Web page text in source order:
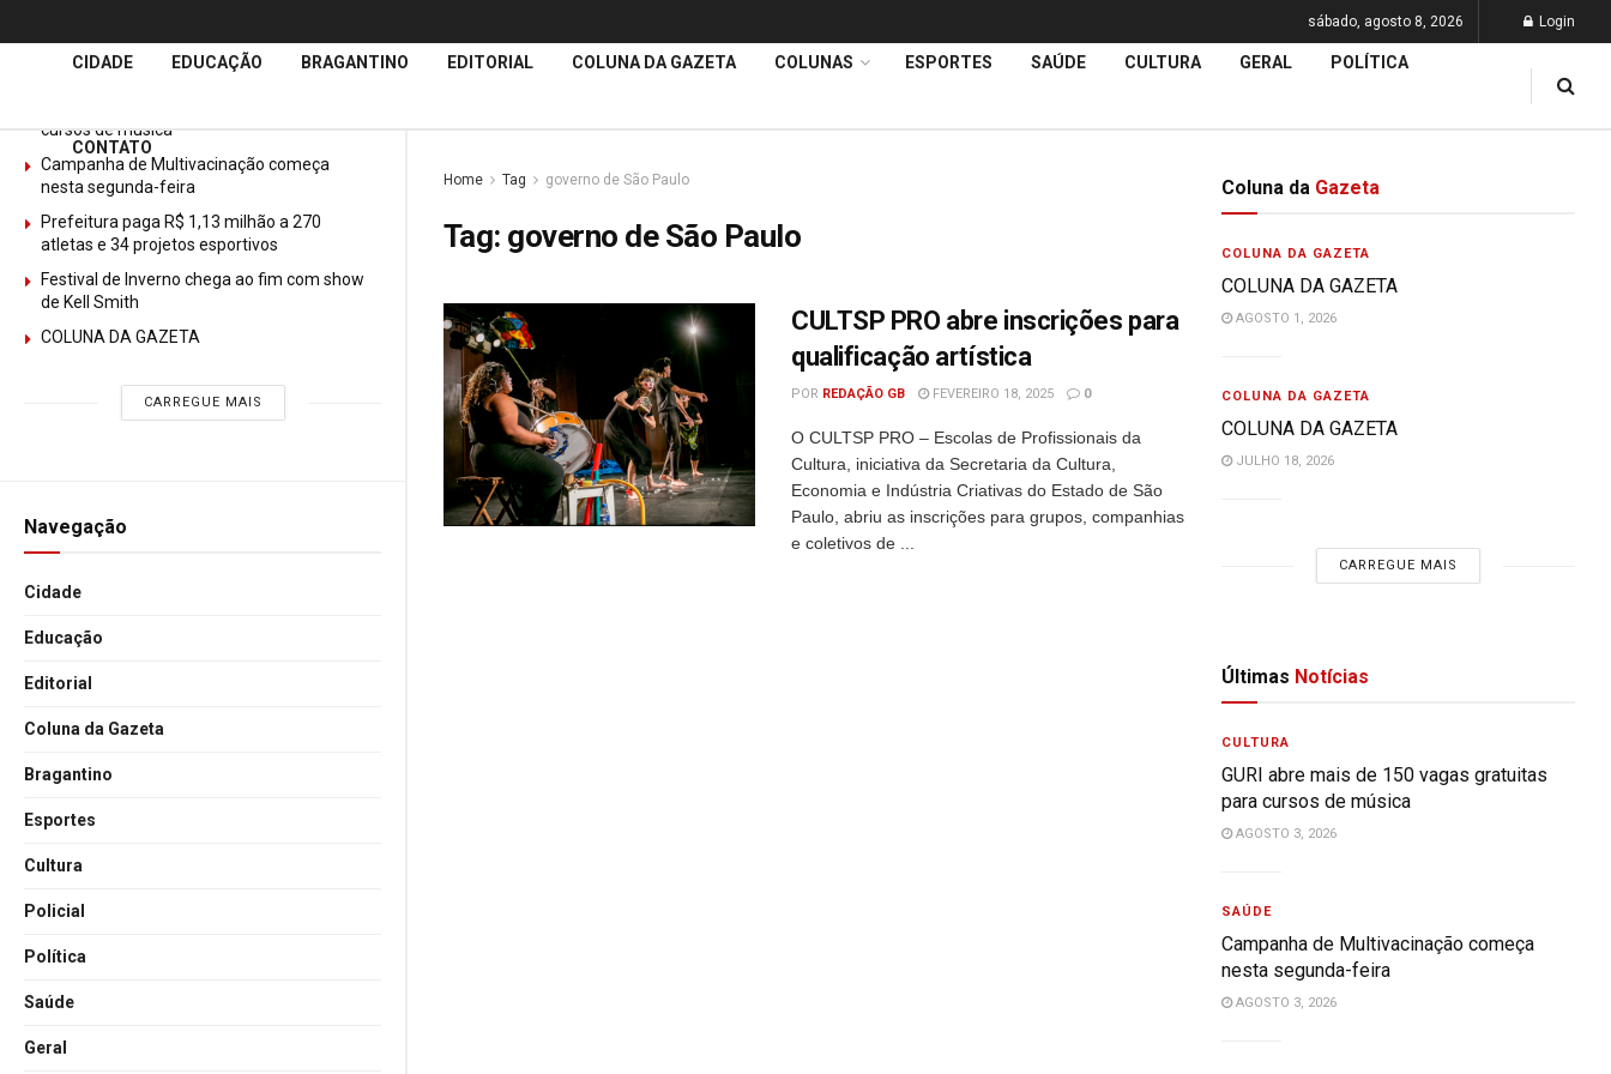
ÚltimasNotícias
cursos de música
Campanha de Multivacinação começa
nesta segunda-feira
Prefeitura paga R$ 1,13 milhão a 270
atletas e 34 projetos esportivos
Festival de Inverno chega ao fim com show
de Kell Smith
COLUNA DA GAZETA
CARREGUE MAIS
Navegação
Cidade
Educação
Editorial
Coluna da Gazeta
Bragantino
Esportes
Cultura
Policial
Política
Saúde
Geral
sábado, agosto 8, 2026 Login
CIDADE EDUCAÇÃO BRAGANTINO EDITORIAL COLUNA DA GAZETA COLUNAS ESPORTES SAÚDE CULTURA GERAL POLÍTICA
CONTATO
Home Tag governo de São Paulo
Tag: governo de São Paulo
CULTSP PRO abre inscrições para
qualificação artística
POR REDAÇÃO GB FEVEREIRO 18, 2025 0
O CULTSP PRO – Escolas de Profissionais da
Cultura, iniciativa da Secretaria da Cultura,
Economia e Indústria Criativas do Estado de São
Paulo, abriu as inscrições para grupos, companhias
e coletivos de ...
Coluna da Gazeta
COLUNA DA GAZETA
COLUNA DA GAZETA
AGOSTO 1, 2026
COLUNA DA GAZETA
COLUNA DA GAZETA
JULHO 18, 2026
CARREGUE MAIS
Últimas Notícias
CULTURA
GURI abre mais de 150 vagas gratuitas
para cursos de música
AGOSTO 3, 2026
SAÚDE
Campanha de Multivacinação começa
nesta segunda-feira
AGOSTO 3, 2026